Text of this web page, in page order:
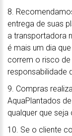
8.
entrega de suas
a transportadora
é mais um dia
correm o risco de
responsabilidade
9. Compras
AquaPlantados
qualquer que seja
10. Se o cliente